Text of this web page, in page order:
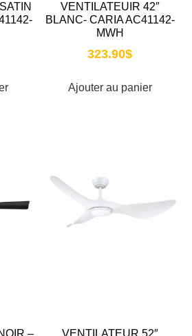
VENTILATEUIR 42″
BLANC- CARIA AC41142-
MWH
323.90$
Ajouter au panier
–
VENTILATEUR 52″